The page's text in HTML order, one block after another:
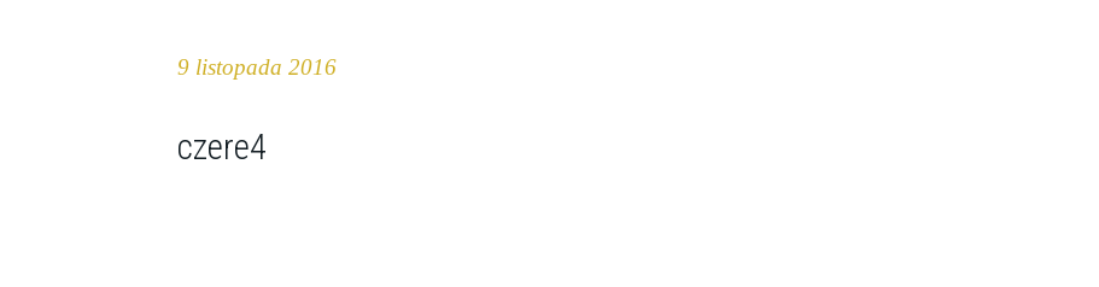
9 listopada 2016
czere4